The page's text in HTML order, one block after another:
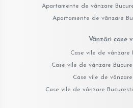
Apartamente de vânzare
Apartamente de vânzare
Vânzări case
Case vile de vânzare
Case vile de vânzare
Case vile de
Case vile de vânzare